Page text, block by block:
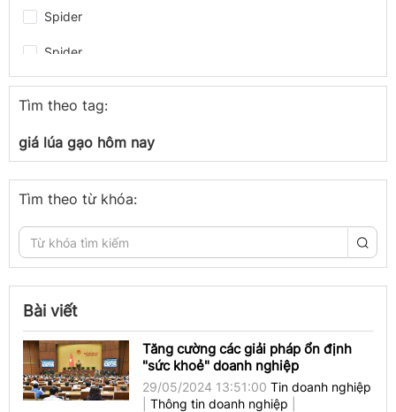
Spider
Spider
Spider
Spider
Spider
congthuong.vn
congthuong.vn
Spider
congthuong.vn
congthuong.vn
congthuong.vn
Tìm theo tag:
giá lúa gạo hôm nay
Tìm theo từ khóa:
Bài viết
Tăng cường các giải pháp ổn định
"sức khoẻ" doanh nghiệp
29/05/2024 13:51:00 Tin doanh nghiệp
Thông tin doanh nghiệp